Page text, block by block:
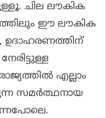
ചില ലൗകിക
ഈ ലൗകിക
ഉദാഹരണത്തിന്
എല്ലാം
സമർത്ഥനായ